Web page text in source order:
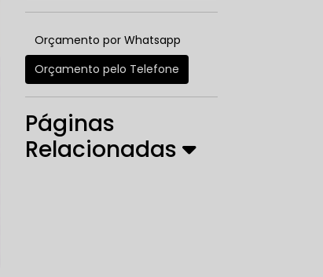
Orçamento por Whatsapp
Orçamento pelo Telefone
Páginas
Relacionadas